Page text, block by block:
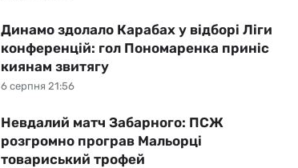
6 серпня 21:56
Динамо здолало Карабах у відборі Ліги
конференцій: гол Пономаренка приніс
киянам звитягу
Невдалий матч Забарного: ПСЖ
розгромно програв Мальорці
товариський трофей